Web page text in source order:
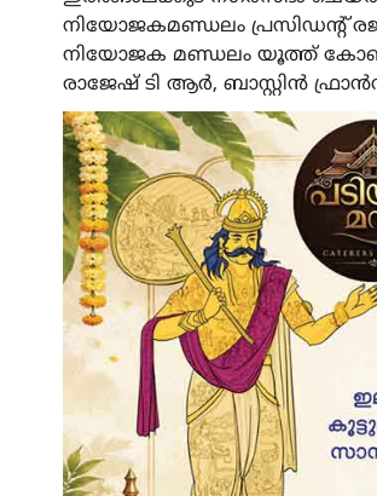
നിയോജകമണ്ഡലം പ്രസിഡൻ്റ്
നിയോജക മണ്ഡലം യൂത്ത്
രാജേഷ് ടി ആർ, ബാസ്റ്റിൻ